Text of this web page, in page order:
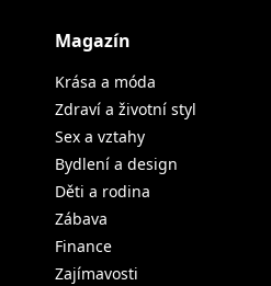
Magazín
Krása a móda
Zdraví a životní styl
Sex a vztahy
Bydlení a design
Děti a rodina
Zábava
Finance
Zajímavosti